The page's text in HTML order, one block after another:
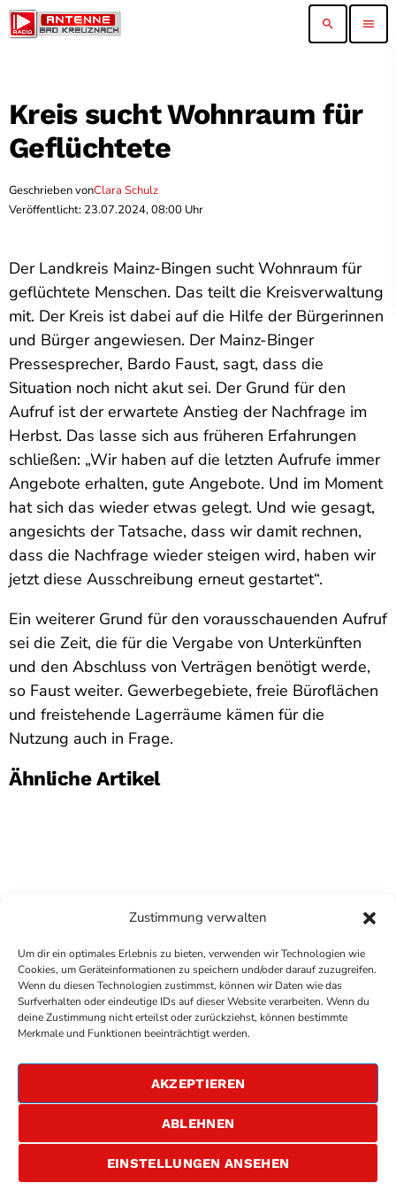
Zustimmung verwalten
Um dir ein optimales Erlebnis zu bieten, verwenden wir Technologien wie
Cookies, um Geräteinformationen zu speichern und/oder darauf zuzugreifen.
Wenn du diesen Technologien zustimmst, können wir Daten wie das
Surfverhalten oder eindeutige IDs auf dieser Website verarbeiten. Wenn du
deine Zustimmung nicht erteilst oder zurückziehst, können bestimmte
Merkmale und Funktionen beeinträchtigt werden.
AKZEPTIEREN
ABLEHNEN
EINSTELLUNGEN ANSEHEN
search menu
Kreis sucht Wohnraum für
Geflüchtete
Geschrieben vonClara Schulz
Veröffentlicht: 23.07.2024, 08:00 Uhr
Der Landkreis Mainz-Bingen sucht Wohnraum für
geflüchtete Menschen. Das teilt die Kreisverwaltung
mit. Der Kreis ist dabei auf die Hilfe der Bürgerinnen
und Bürger angewiesen. Der Mainz-Binger
Pressesprecher, Bardo Faust, sagt, dass die
Situation noch nicht akut sei. Der Grund für den
Aufruf ist der erwartete Anstieg der Nachfrage im
Herbst. Das lasse sich aus früheren Erfahrungen
schließen: „Wir haben auf die letzten Aufrufe immer
Angebote erhalten, gute Angebote. Und im Moment
hat sich das wieder etwas gelegt. Und wie gesagt,
angesichts der Tatsache, dass wir damit rechnen,
dass die Nachfrage wieder steigen wird, haben wir
jetzt diese Ausschreibung erneut gestartet“.
Ein weiterer Grund für den vorausschauenden Aufruf
sei die Zeit, die für die Vergabe von Unterkünften
und den Abschluss von Verträgen benötigt werde,
so Faust weiter. Gewerbegebiete, freie Büroflächen
und freistehende Lagerräume kämen für die
Nutzung auch in Frage.
Ähnliche Artikel
COPYRIGHTANTENNE BAD KREUZNACH
DATENSCHUTZERKLÄRUNG
ALLGEMEINE GESCHÄFTSBEDINGUNGEN
GEWINNSPIELBEDINGUNGEN